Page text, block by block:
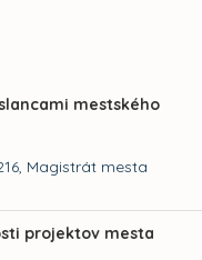
mestského
Magistrát mesta
projektov mesta